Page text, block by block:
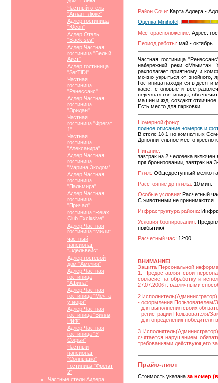
Частный отель
"Атлант Люкс"
Адлер гостиница
"Юсон"
Адлер Отель
"Black sea"
Адлер Частная
гостиница "Белый
Аист"
Адлер гостиница
"SerTiDi"
Частная
гостиница
"Ренессанс"
Адлер Частная
гостиница
"Эридан"
Частная
гостиница "Фрегат
1"
Частная
гостиница
"Александра"
Адлер Частная
гостиница
"Марина Экодом"
Адлер Частная
гостиница
"Пальмира"
Адлер Частная
гостиница
"Причал"
гостиница "Relax
Club Exclusive"
Адлер Частная
гостиница "МиЛи"
частный
пансионат
"Эдельвейс"
Адлер гостевой
дом "Амелия"
Адлер Частная
гостиница
"Афина"
Адлер Частная
гостиница "Мечта
у моря"
Адлер Частная
гостиница "Вилла
РИФ"
Адлер Частная
гостиница "У
Софьи"
Частный
пансионат
"Солнышко"
Гостиница "Фрегат
2"
Частные отели Адлера
Район Сочи: Карта Адлера -
Оценка Minihotel:
Месторасположение: Адрес:
Период работы: май - октябрь
Частная гостиница
набережной реки «Мзымта».
располагает приятному и
можно укрыться от знойного,
Гостиница находится в десяти
кафе, столовые и все
персонал гостиницы,
машин и ж/д, создают отличное
Есть место для парковки.
Номерной фонд:
полное описание номеров и
В отеле 18 1-но комнатных
Дополнительное место кресло
Питание:
завтрак на 2 человека
при бронировании, завтрак на
Пляж: Общедоступный мелко
Расстояние до пляжа: 10 мин.
Особые условия: Расчетный
С животными не принимаются.
Инфраструктура района:
Условия бронирования:
прибытию)
Расчетный час: 12:00
ВНИМАНИЕ!
Защита Персональной
1. Предоставляя свои
согласие на обработку и
27.07.2006 г. различными
2
- оформления Пользователем/
- для выполнения своих
- регистрации Пользователя/
- для определения победителя
3
считается нарушением
требованиями действующего
Прайс-лист
Стоимость указана за номер